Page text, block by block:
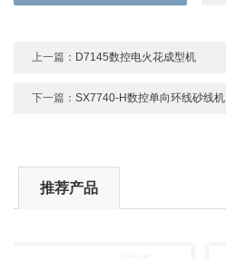
上一篇： D7145数控电火花成型机
下一篇：SX7740-H数控单向环线砂线机
推荐产品